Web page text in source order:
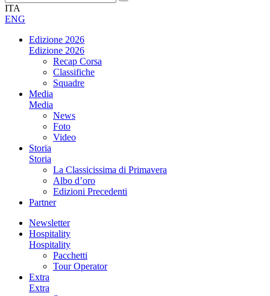
ITA
ENG
Edizione 2026
Edizione 2026
Recap Corsa
Classifiche
Squadre
Media
Media
News
Foto
Video
Storia
Storia
La Classicissima di Primavera
Albo d’oro
Edizioni Precedenti
Partner
Newsletter
Hospitality
Hospitality
Pacchetti
Tour Operator
Extra
Extra